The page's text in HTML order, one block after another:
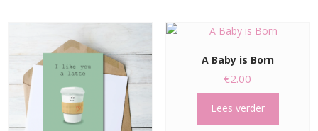
A Baby is Born
€2.00
Lees verder